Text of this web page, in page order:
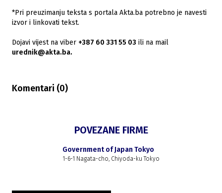
*Pri preuzimanju teksta s portala Akta.ba potrebno je navesti
izvor i linkovati tekst.
Dojavi vijest na viber +387 60 331 55 03 ili na mail
urednik@akta.ba.
Komentari (0)
POVEZANE FIRME
Government of Japan Tokyo
1-6-1 Nagata-cho, Chiyoda-ku Tokyo